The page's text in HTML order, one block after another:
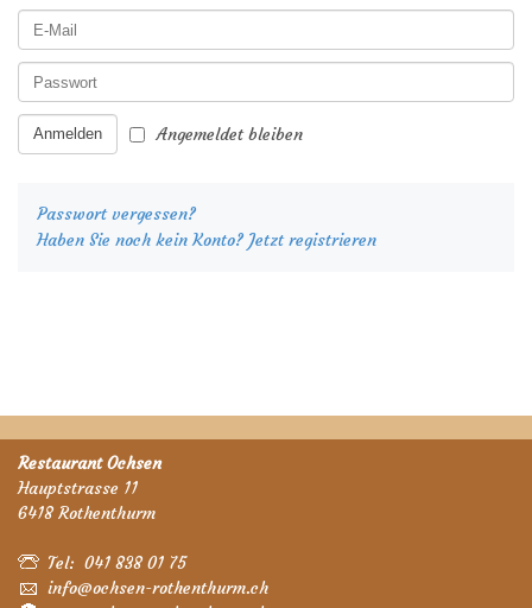
Angemeldet bleiben
Passwort vergessen?
Haben Sie noch kein Konto? Jetzt registrieren
Restaurant Ochsen
Hauptstrasse 11
6418 Rothenthurm
Tel: 041 838 01 75
info@ochsen-rothenthurm.ch